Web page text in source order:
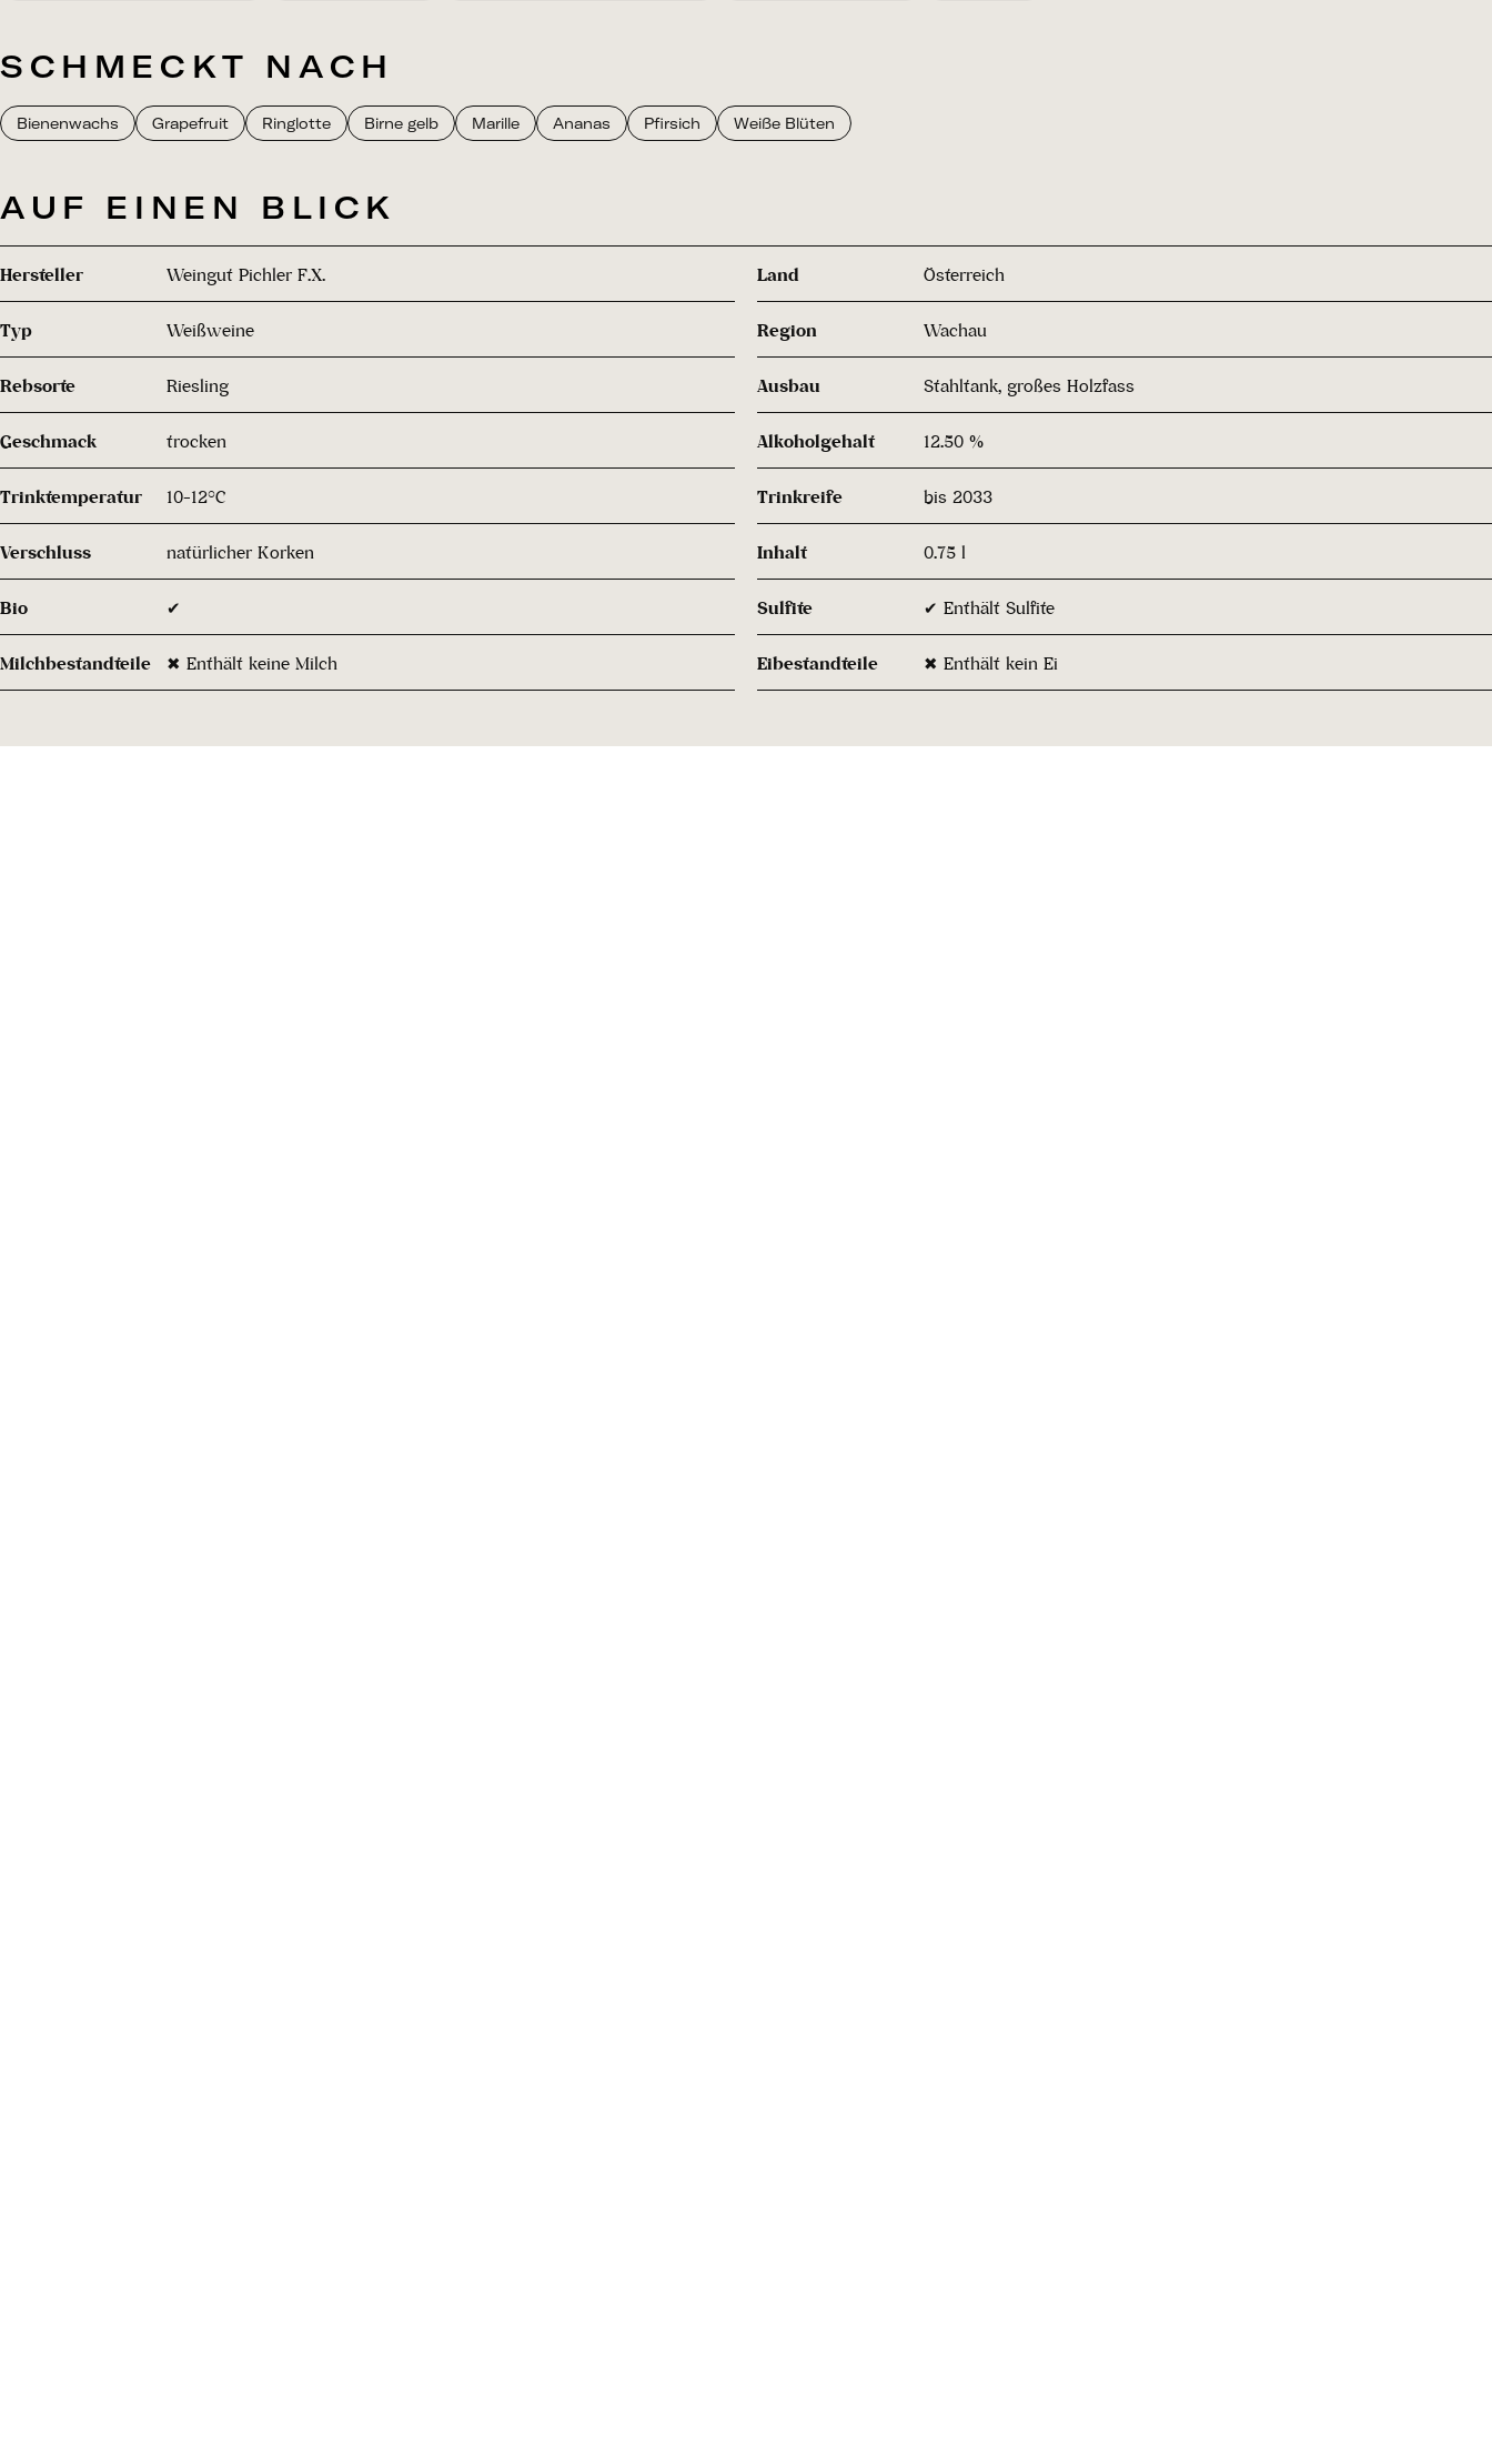
SCHMECKT NACH
Bienenwachs Grapefruit Ringlotte Birne gelb Marille Ananas Pfirsich Weiße Blüten
AUF EINEN BLICK
Hersteller Weingut Pichler F.X. Land Österreich
Typ Weißweine Region Wachau
Rebsorte Riesling Ausbau Stahltank, großes Holzfass
Geschmack trocken Alkoholgehalt 12.50 %
Trinktemperatur 10-12°C Trinkreife bis 2033
Verschluss natürlicher Korken Inhalt 0.75 l
Bio ✔ Sulfite ✔ Enthält Sulfite
Milchbestandteile ✖ Enthält keine Milch Eibestandteile ✖ Enthält kein Ei